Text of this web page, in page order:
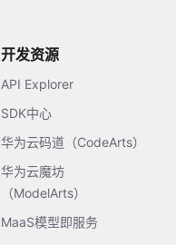
开发资源
API Explorer
SDK中心
华为云码道（CodeArts）
华为云魔坊
（ModelArts）
MaaS模型即服务